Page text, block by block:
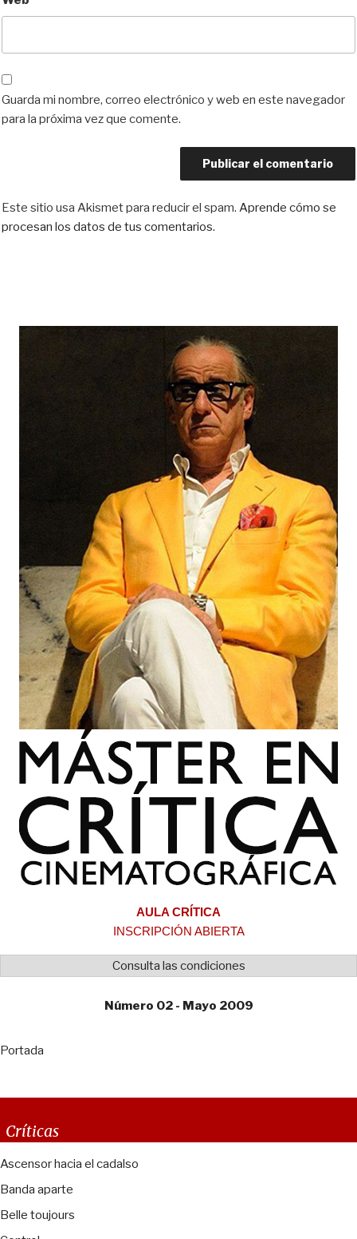
Guarda mi nombre, correo electrónico y web en este navegador
para la próxima vez que comente.
Este sitio usa Akismet para reducir el spam. Aprende cómo se
procesan los datos de tus comentarios.
AULA CRÍTICA
INSCRIPCIÓN ABIERTA
Consulta las condiciones
Número 02 - Mayo 2009
Portada
Críticas
Ascensor hacia el cadalso
Banda aparte
Belle toujours